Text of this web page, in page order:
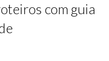
com guia